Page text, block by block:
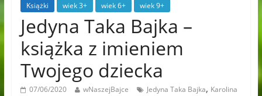
Książki wiek 3+ wiek 6+ wiek 9+
Jedyna Taka Bajka –
książka z imieniem
Twojego dziecka
07/06/2020 wNaszejBajce Jedyna Taka Bajka, Karolina